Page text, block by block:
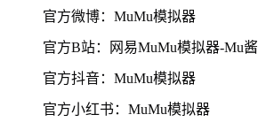
官方微博：MuMu模拟器
官方B站：网易MuMu模拟器-Mu酱
官方抖音：MuMu模拟器
官方小红书：MuMu模拟器